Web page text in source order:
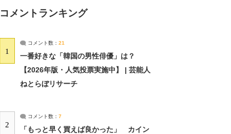
コメントランキング
1
コメント数： 21
一番好きな「韓国の男性俳優」は？
【2026年版・人気投票実施中】 | 芸能人
ねとらぼリサーチ
2
コメント数： 7
「もっと早く買えば良かった」 カイン